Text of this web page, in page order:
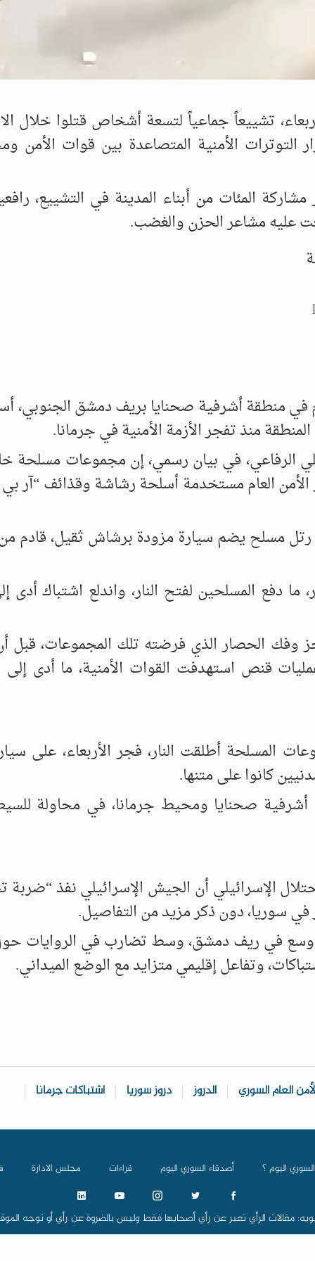
تشييعاً جماعياً لتسعة أشخاص قتلوا خلال
التوترات الأمنية المتصاعدة بين قوات الأمن
المئات من أبناء المدينة في التشييع،
عليه مشاعر الحزن والغضب.
في منطقة أشرفية صحنايا بريف دمشق الجنوبي،
منذ تفجر الأزمة الأمنية في جرمانا.
علي الرفاعي، في بيان رسمي، إن مجموعات مسلحة
الأمن العام مستخدمة أسلحة رشاشة وقذائف “آر
رتل مسلح يضم سيارة مزودة برشاش ثقيل، قادم
ما دفع المسلحين لفتح النار، واندلع اشتباك أدى
وفك الحصار الذي فرضته تلك المجموعات، قبل
قنص استهدفت القوات الأمنية، ما أدى إلى
المسلحة أطلقت النار، فجر الأربعاء، على
كانوا على متنها.
أشرفية صحنايا ومحيط جرمانا، في محاولة
الإسرائيلي أن الجيش الإسرائيلي نفذ “ضربة
سوريا، دون ذكر مزيد من التفاصيل.
في ريف دمشق، وسط تضارب في الروايات
وتفاعل إقليمي متزايد مع الوضع الميداني.
العام السوري الدروز دروز سوريا اشتباكات جرمانا
اليوم ؟ أصدقاء السوري اليوم قراءات مجلس الادارة
مقالات الرأي تعبر عن رأي أصحابها فقط وليس بالضروة عن رأي أو توجه